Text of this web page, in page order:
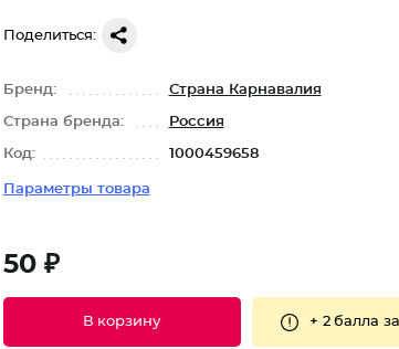
Поделиться:
Бренд: Страна Карнавалия
Страна бренда: Россия
Код: 1000459658
Параметры товара
50 ₽
В корзину + 2 балла